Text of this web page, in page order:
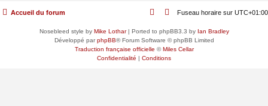
Accueil du forum Fuseau horaire sur UTC+01:00
Nosebleed style by Mike Lothar| Ported to phpBB3.3 by Ian Bradley
Développé parphpBB® Forum Software © phpBB Limited
Traduction française officielle ©Miles Cellar
Confidentialité | Conditions